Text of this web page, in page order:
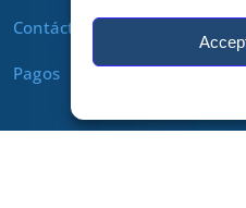
Contáctenos
Pagos